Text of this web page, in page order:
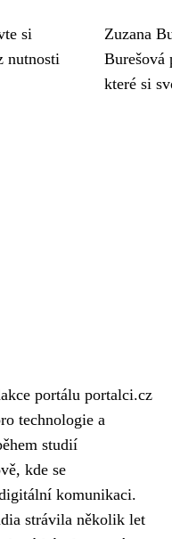
si
nutnosti
Zuzana
Burešová
které si
portálu portalci.cz
technologie a
studií
kde se
komunikaci.
strávila několik let